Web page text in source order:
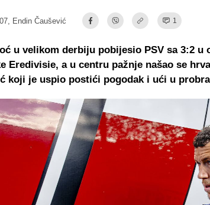
Endin Čaušević 1
u velikom derbiju pobijesio PSV sa 3:2 u
Eredivisie, a u centru pažnje našao se
koji je uspio postići pogodak i ući u